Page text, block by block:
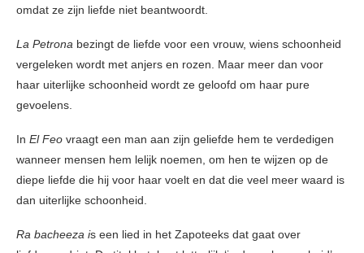
omdat ze zijn liefde niet beantwoordt.
La Petrona bezingt de liefde voor een vrouw, wiens schoonheid
vergeleken wordt met anjers en rozen. Maar meer dan voor
haar uiterlijke schoonheid wordt ze geloofd om haar pure
gevoelens.
In El Feo vraagt een man aan zijn geliefde hem te verdedigen
wanneer mensen hem lelijk noemen, om hen te wijzen op de
diepe liefde die hij voor haar voelt en dat die veel meer waard is
dan uiterlijke schoonheid.
Ra bacheeza is een lied in het Zapoteeks dat gaat over